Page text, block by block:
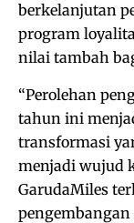
berkelanjutan
program
nilai tambah
“Perolehan
tahun ini
transformasi
menjadi wujud
GarudaMiles